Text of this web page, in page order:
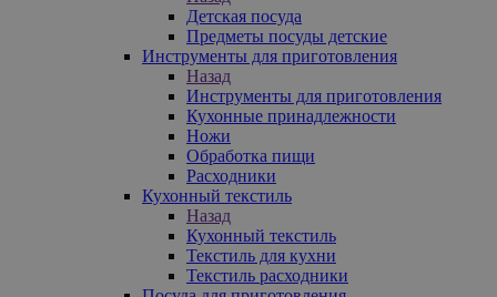
Детская посуда
Предметы посуды детские
Инструменты для приготовления
Назад
Инструменты для приготовления
Кухонные принадлежности
Ножи
Обработка пищи
Расходники
Кухонный текстиль
Назад
Кухонный текстиль
Текстиль для кухни
Текстиль расходники